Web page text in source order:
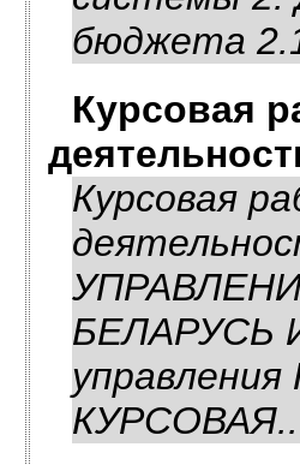
бюджета
Курсовая
Курсовая
БЕЛАРУСЬ